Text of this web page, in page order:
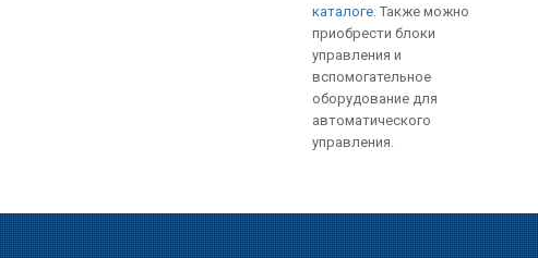
каталоге. Также можно
приобрести блоки
управления и
вспомогательное
оборудование для
автоматического
управления.